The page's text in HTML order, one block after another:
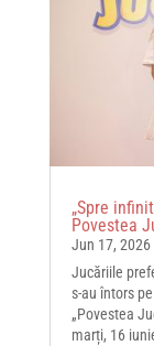
„Spre
Povestea
Jun 17, 2026
Jucăriile
s-au întors
„Povestea
marți, 16